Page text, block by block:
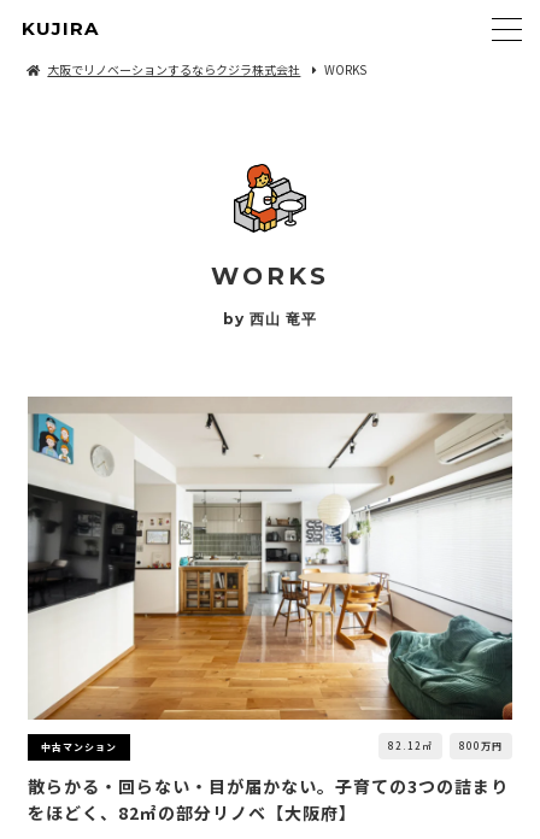
KUJIRA
大阪でリノベーションするならクジラ株式会社 WORKS
WORKS
by 西山 竜平
中古マンション 82.12㎡ 800万円
散らかる・回らない・目が届かない。子育ての3つの詰まり
をほどく、82㎡の部分リノベ【大阪府】